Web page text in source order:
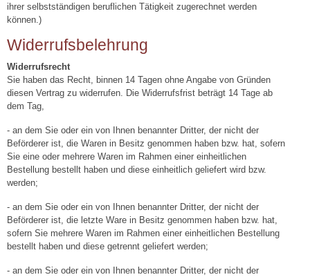
ihrer selbstständigen beruflichen Tätigkeit zugerechnet werden
können.)
Widerrufsbelehrung
Widerrufsrecht
Sie haben das Recht, binnen 14 Tagen ohne Angabe von Gründen
diesen Vertrag zu widerrufen. Die Widerrufsfrist beträgt 14 Tage ab
dem Tag,
- an dem Sie oder ein von Ihnen benannter Dritter, der nicht der
Beförderer ist, die Waren in Besitz genommen haben bzw. hat, sofern
Sie eine oder mehrere Waren im Rahmen einer einheitlichen
Bestellung bestellt haben und diese einheitlich geliefert wird bzw.
werden;
- an dem Sie oder ein von Ihnen benannter Dritter, der nicht der
Beförderer ist, die letzte Ware in Besitz genommen haben bzw. hat,
sofern Sie mehrere Waren im Rahmen einer einheitlichen Bestellung
bestellt haben und diese getrennt geliefert werden;
- an dem Sie oder ein von Ihnen benannter Dritter, der nicht der